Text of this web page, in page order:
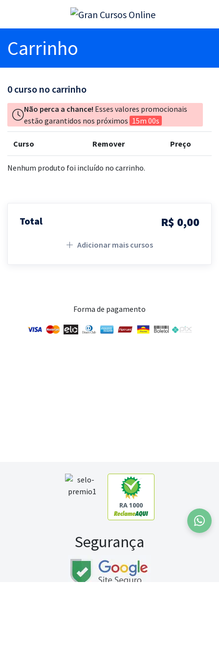
Carrinho
0 curso no carrinho
Não perca a chance! Esses valores promocionais
estão garantidos nos próximos 15m 00s
Curso Remover Preço
Nenhum produto foi incluído no carrinho.
Total R$ 0,00
Adicionar mais cursos
Forma de pagamento
RA 1000
Segurança